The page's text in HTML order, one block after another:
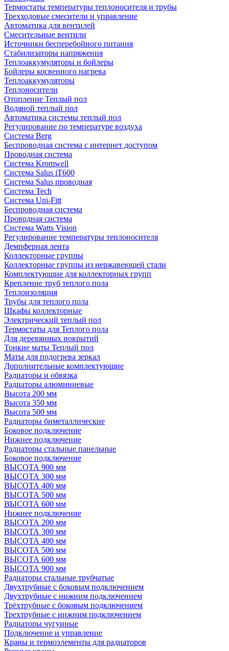
Термостаты температуры теплоносителя и трубы
Трехходовые смесители и управление
Автоматика для вентилей
Смесительные вентили
Источники бесперебойного питания
Стабилизаторы напряжения
Теплоаккумуляторы и бойлеры
Бойлеры косвенного нагрева
Теплоаккумуляторы
Теплоносители
Отопление Теплый пол
Водяной теплый пол
Автоматика системы теплый пол
Регулирование по температуре воздуха
Система Berg
Беспроводная система с интернет доступом
Проводная система
Система Kromwell
Система Salus iT600
Система Salus проводная
Система Tech
Система Uni-Fitt
Беспроводная система
Проводная система
Система Watts Vision
Регулирование температуры теплоносителя
Демпферная лента
Коллекторные группы
Коллекторные группы из нержавеющей стали
Комплектующие для коллекторных групп
Крепление труб теплого пола
Теплоизоляция
Трубы для теплого пола
Шкафы коллекторные
Электрический теплый пол
Термостаты для Теплого пола
Для деревянных покрытий
Тонкие маты Теплый пол
Маты для подогрева зеркал
Дополнительные комплектующие
Радиаторы и обвязка
Радиаторы алюминиевые
Высота 200 мм
Высота 350 мм
Высота 500 мм
Радиаторы биметаллические
Боковое подключение
Нижнее подключение
Радиаторы стальные панельные
Боковое подключение
ВЫСОТА 900 мм
ВЫСОТА 300 мм
ВЫСОТА 400 мм
ВЫСОТА 500 мм
ВЫСОТА 600 мм
Нижнее подключение
ВЫСОТА 200 мм
ВЫСОТА 300 мм
ВЫСОТА 400 мм
ВЫСОТА 500 мм
ВЫСОТА 600 мм
ВЫСОТА 900 мм
Радиаторы стальные трубчатые
Двухтрубные с боковым подключением
Двухтрубные с нижним подключением
Трёхтрубные с боковым подключением
Трехтрубные с нижним подключением
Радиаторы чугунные
Подключение и управление
Краны и термоэлементы для радиаторов